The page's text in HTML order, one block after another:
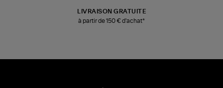
LIVRAISON GRATUITE
à partir de 150 € d'achat*